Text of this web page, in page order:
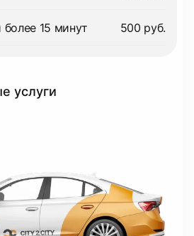
более 15 минут 500 руб.
услуги